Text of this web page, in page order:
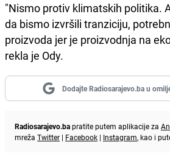
"Nismo protiv klimatskih politika.
da bismo izvršili tranziciju,
proizvoda jer je proizvodnja na
rekla je Ody.
Dodajte Radiosarajevo.ba u
Radiosarajevo.bapratite putem aplikacije za
mreža Twitter | Facebook | Instagram, kao i